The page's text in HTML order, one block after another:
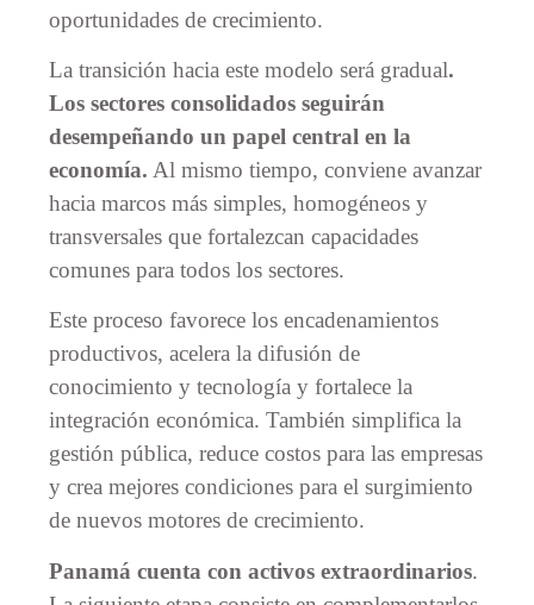
oportunidades de crecimiento.
La transición hacia este modelo será gradual.
Los sectores consolidados seguirán
desempeñando un papel central en la
economía. Al mismo tiempo, conviene avanzar
hacia marcos más simples, homogéneos y
transversales que fortalezcan capacidades
comunes para todos los sectores.
Este proceso favorece los encadenamientos
productivos, acelera la difusión de
conocimiento y tecnología y fortalece la
integración económica. También simplifica la
gestión pública, reduce costos para las empresas
y crea mejores condiciones para el surgimiento
de nuevos motores de crecimiento.
Panamá cuenta con activos extraordinarios.